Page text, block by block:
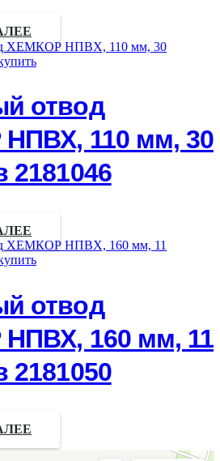
отвод
110 мм, 30
2181046
отвод
160 мм, 11
2181050